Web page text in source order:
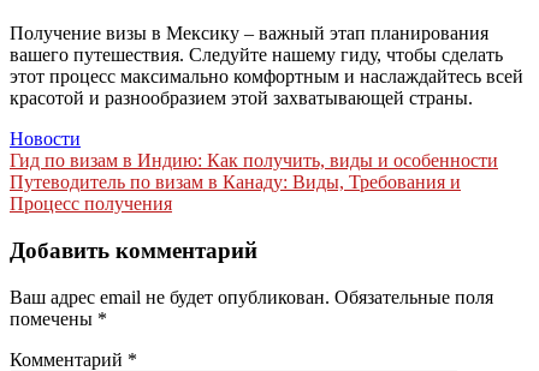
Получение визы в Мексику – важный этап планирования
вашего путешествия. Следуйте нашему гиду, чтобы сделать
этот процесс максимально комфортным и наслаждайтесь всей
красотой и разнообразием этой захватывающей страны.
Новости
Навигация
по
Гид по визам в Индию: Как получить, виды и особенности
Путеводитель по визам в Канаду: Виды, Требования и
Процесс получения
Добавить комментарий
Ваш адрес email не будет опубликован. Обязательные поля
помечены *
Комментарий *